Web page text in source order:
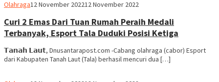
OlahragaBen
12 November 202212 November 2022
Curi 2 Emas Dari Tuan Rumah Peraih Medali
Terbanyak, Esport Tala Duduki Posisi Ketiga
𝗧𝗮𝗻𝗮𝗵 𝗟𝗮𝘂𝘁, Dnusantarapost.com -Cabang olahraga (cabor) Esport
dari Kabupaten Tanah Laut (Tala) berhasil mencuri dua […]